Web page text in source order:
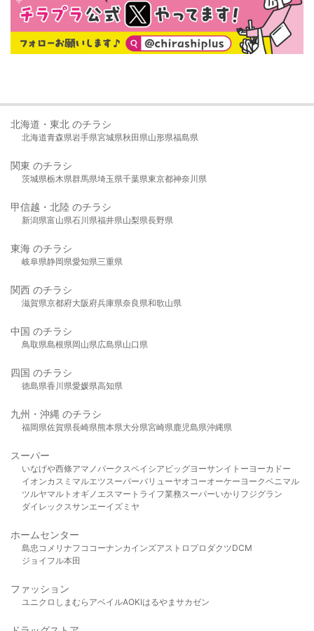
北海道・東北 のチラシ
北海道青森県岩手県宮城県秋田県山形県福島県
関東 のチラシ
茨城県栃木県群馬県埼玉県千葉県東京都神奈川県
甲信越・北陸 のチラシ
新潟県富山県石川県福井県山梨県長野県
東海 のチラシ
岐阜県静岡県愛知県三重県
関西 のチラシ
滋賀県京都府大阪府兵庫県奈良県和歌山県
中国 のチラシ
鳥取県島根県岡山県広島県山口県
四国 のチラシ
徳島県香川県愛媛県高知県
九州・沖縄 のチラシ
福岡県佐賀県長崎県熊本県大分県宮崎県鹿児島県沖縄県
スーパー
いなげや西條アマノパークスベイシア ビッグヨーサンイトーヨーカドー
イオンカスミ マルエツスーパーバリューヤオコーオーケー ヨークベニマル
ツルヤマルト オギノ エスマート ライフ業務スーパーいかり フジグラン
ダイレックスサンエーイズミヤ
ホームセンター
島忠 コメリ ナフコ コーナンカインズアストロプロダクツDCM
ジョイフル本田
ファッション
ユニクロ しまむら アベイルAOKIはるやま サカゼン